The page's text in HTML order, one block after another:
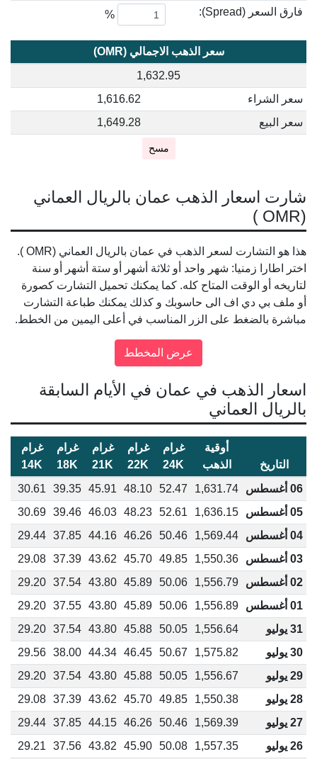
فارق السعر (Spread):
%
سعر الذهب الاجمالي (OMR)
1,632.95
سعر الشراء
1,616.62
سعر البيع
1,649.28
مسح
شارت اسعار الذهب عمان بالريال العماني
(OMR )
هذا هو التشارت لسعر الذهب في عمان بالريال العماني (OMR ).
اختر اطارا زمنيا: شهر واحد أو ثلاثة أشهر أو ستة أشهر أو سنة
لتاريخه أو الوقت المتاح كله. كما يمكنك تحميل التشارت كصورة
أو ملف بي دي اف الى حاسوبك و كذلك يمكنك طباعة التشارت
مباشرة بالضغط على الزر المناسب في أعلى اليمين من الخطط.
اسعار الذهب في عمان في الأيام السابقة
بالريال العماني
التاريخ
أوقية
الذهب
غرام
24K
غرام
22K
غرام
21K
غرام
18K
غرام
14K
06 أغسطس
1,631.74
52.47
48.10
45.91
39.35
30.61
05 أغسطس
1,636.15
52.61
48.23
46.03
39.46
30.69
04 أغسطس
1,569.44
50.46
46.26
44.16
37.85
29.44
03 أغسطس
1,550.36
49.85
45.70
43.62
37.39
29.08
02 أغسطس
1,556.79
50.06
45.89
43.80
37.54
29.20
01 أغسطس
1,556.89
50.06
45.89
43.80
37.55
29.20
31 يوليو
1,556.64
50.05
45.88
43.80
37.54
29.20
30 يوليو
1,575.82
50.67
46.45
44.34
38.00
29.56
29 يوليو
1,556.67
50.05
45.88
43.80
37.54
29.20
28 يوليو
1,550.38
49.85
45.70
43.62
37.39
29.08
27 يوليو
1,569.39
50.46
46.26
44.15
37.85
29.44
26 يوليو
1,557.35
50.08
45.90
43.82
37.56
29.21